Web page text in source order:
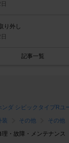
り外し
記事一覧
ンダ シビックタイプRユ
装 その他
その他
理・故障・メンテナンス